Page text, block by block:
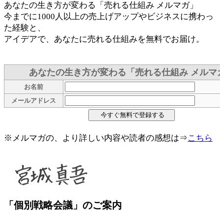
あなたの生き方が変わる「売れる仕組み メルマガ」
今までに1000人以上の売上げアップやビジネスに携わっ
た経験と、
アイデアで、あなたに売れる仕組みを無料でお届け。
あなたの生き方が変わる「売れる仕組み メルマ
お名前
メールアドレス
※メルマガの、より詳しい内容や読者の感想は⇒こちら
「個別戦略会議」のご案内